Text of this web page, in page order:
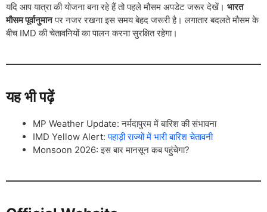
यदि आप यात्रा की योजना बना रहे हैं तो पहले मौसम अपडेट जरूर देखें। भारत
मौसम पूर्वानुमानपर नजर रखना इस समय बेहद जरूरी है। लगातार बदलते मौसम के
बीच IMD की चेतावनियों का पालन करना सुरक्षित रहेगा।
यह भी पढ़ें
MP Weather Update: नर्मदापुरम में बारिश की संभावना
IMD Yellow Alert:पहाड़ी राज्यों में भारी बारिश चेतावनी
Monsoon 2026: इस बार मानसून कब पहुंचेगा?